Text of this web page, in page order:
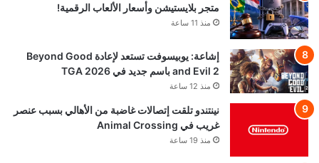
متجر بلايستيشن وأسعار الألعاب الرقمية!
منذ 11 ساعة
إشاعة: يوبيسوفت تستعد لإعادة Beyond Good
and Evil 2 باسم جديد في TGA 2026
منذ 12 ساعة
نينتندو تلقت إتصالات غاضبة من الأهالي بسبب عنصر
غريب في Animal Crossing
منذ 19 ساعة